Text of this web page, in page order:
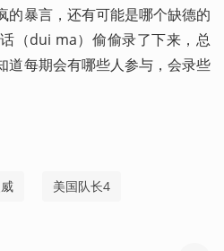
的暴言，还有可能是哪个缺德的
（dui ma）偷偷录了下来，总
道每期会有哪些人参与，会录些
美国队长4